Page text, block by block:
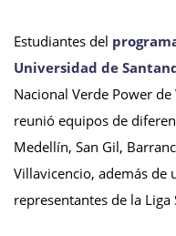
Estudiantes del
Universidad de
Nacional Verde Power
reunió equipos de
Medellín, San Gil,
Villavicencio, además de
representantes de la